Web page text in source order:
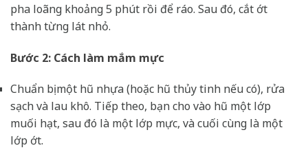
pha loãng khoảng 5 phút rồi để ráo. Sau đó, cắt ớt
thành từng lát nhỏ.
Bước 2: Cách làm mắm mực
Chuẩn bị một hũ nhựa (hoặc hũ thủy tinh nếu có), rửa
sạch và lau khô. Tiếp theo, bạn cho vào hũ một lớp
muối hạt, sau đó là một lớp mực, và cuối cùng là một
lớp ớt.